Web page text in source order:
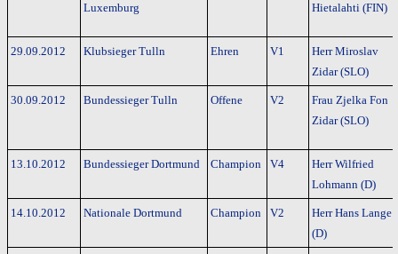
Luxemburg
Hietalahti (FIN)
29.09.2012 Klubsieger Tulln Ehren V1
Herr Miroslav
Zidar (SLO)
30.09.2012 Bundessieger Tulln Offene V2
Frau Zjelka Fon
Zidar (SLO)
13.10.2012 Bundessieger Dortmund Champion V4
Herr Wilfried
Lohmann (D)
14.10.2012 Nationale Dortmund Champion V2
Herr Hans Lange
(D)